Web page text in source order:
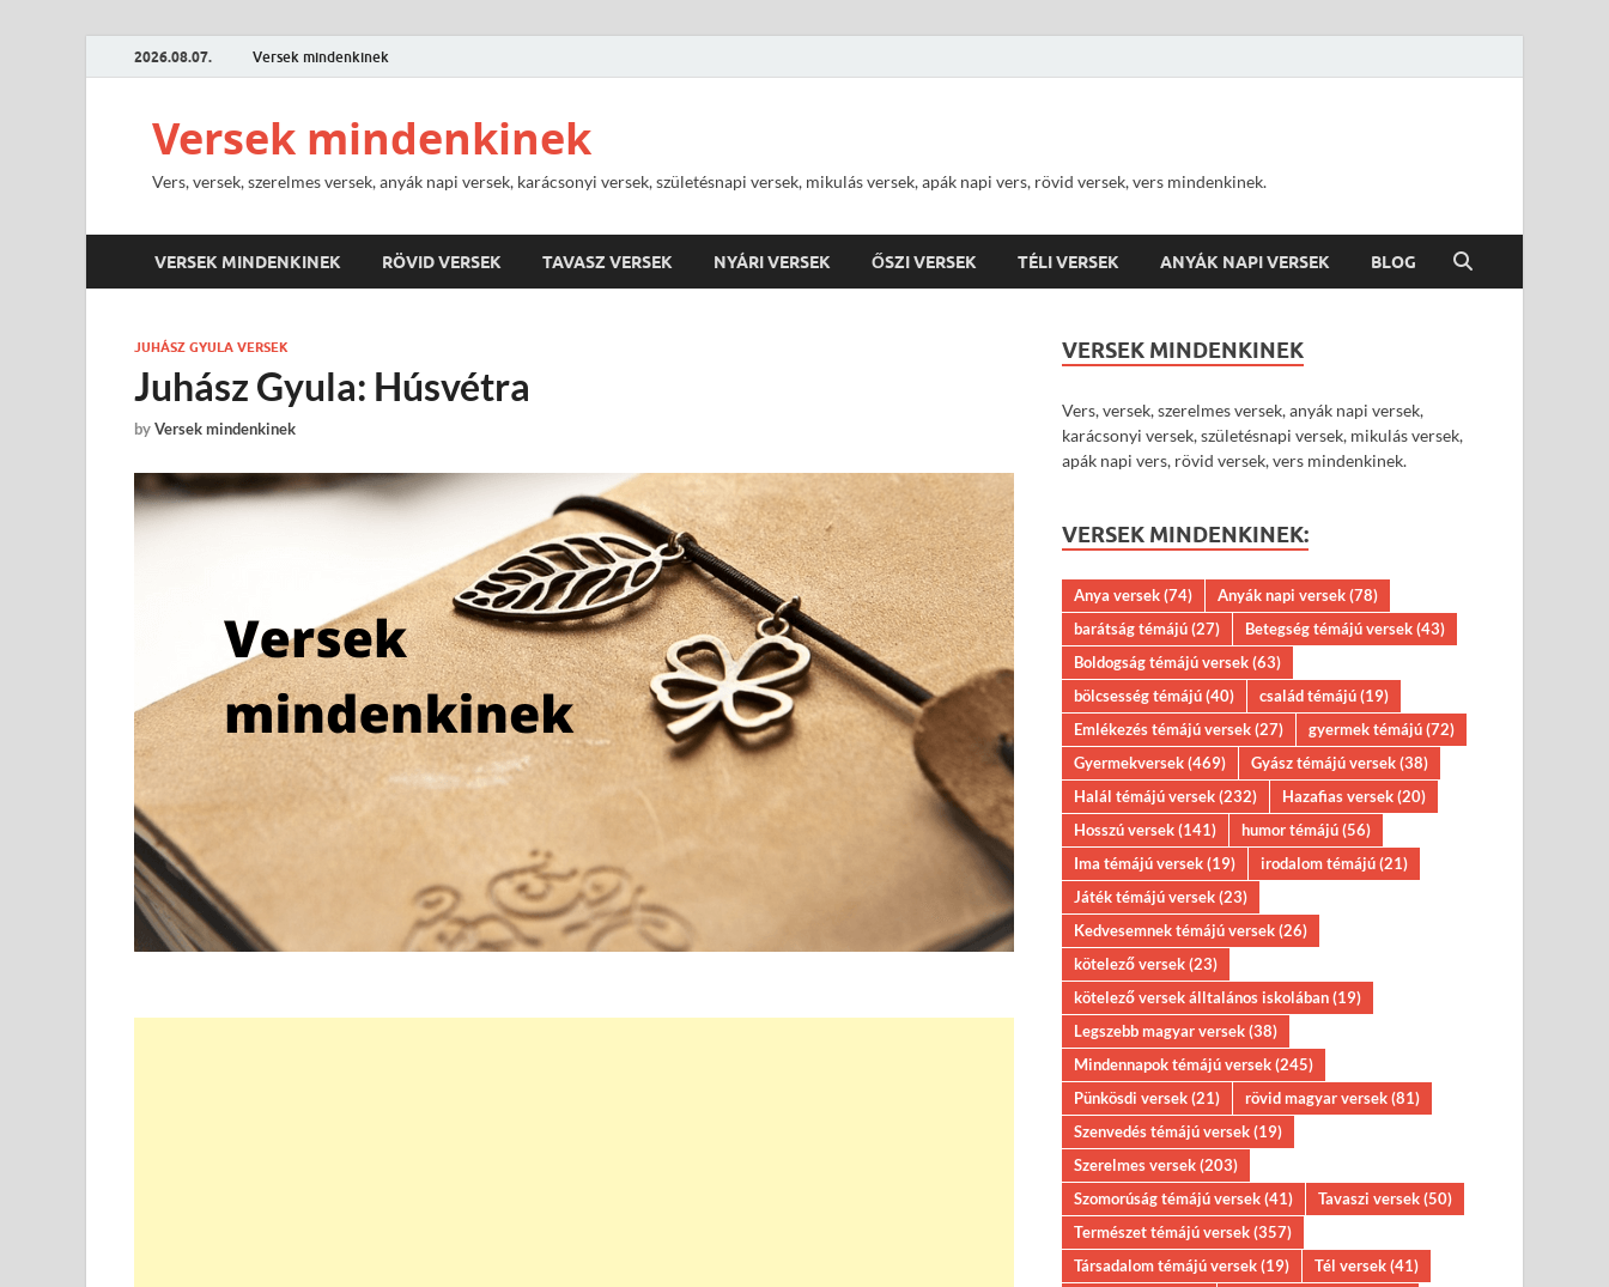
2026.08.07. Versek mindenkinek
Versek mindenkinek
Vers, versek, szerelmes versek, anyák napi versek, karácsonyi versek, születésnapi versek, mikulás versek, apák napi vers, rövid versek, vers mindenkinek.
VERSEK MINDENKINEK RÖVID VERSEK TAVASZ VERSEK NYÁRI VERSEK ŐSZI VERSEK TÉLI VERSEK ANYÁK NAPI VERSEK BLOG
JUHÁSZ GYULA VERSEK
Juhász Gyula: Húsvétra
byVersek mindenkinek
VERSEK MINDENKINEK
Vers, versek, szerelmes versek, anyák napi versek,
karácsonyi versek, születésnapi versek, mikulás versek,
apák napi vers, rövid versek, vers mindenkinek.
VERSEK MINDENKINEK:
Anya versek(74) Anyák napi versek(78)
barátság témájú(27) Betegség témájú versek(43)
Boldogság témájú versek(63)
bölcsesség témájú(40) család témájú(19)
Emlékezés témájú versek(27) gyermek témájú(72)
Gyermekversek(469) Gyász témájú versek(38)
Halál témájú versek(232) Hazafias versek(20)
Hosszú versek(141) humor témájú(56)
Ima témájú versek(19) irodalom témájú(21)
Játék témájú versek(23)
Kedvesemnek témájú versek(26)
kötelező versek(23)
kötelező versek álltalános iskolában(19)
Legszebb magyar versek(38)
Mindennapok témájú versek(245)
Pünkösdi versek(21) rövid magyar versek(81)
Szenvedés témájú versek(19)
Szerelmes versek(203)
Szomorúság témájú versek(41) Tavaszi versek(50)
Természet témájú versek(357)
Társadalom témájú versek(19) Tél versek(41)